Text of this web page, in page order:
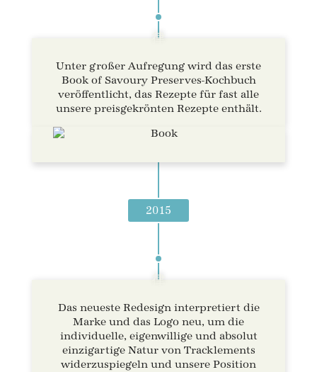
Unter großer Aufregung wird das erste
Book of Savoury Preserves-Kochbuch
veröffentlicht, das Rezepte für fast alle
unsere preisgekrönten Rezepte enthält.
2015
Das neueste Redesign interpretiert die
Marke und das Logo neu, um die
individuelle, eigenwillige und absolut
einzigartige Natur von Tracklements
widerzuspiegeln und unsere Position